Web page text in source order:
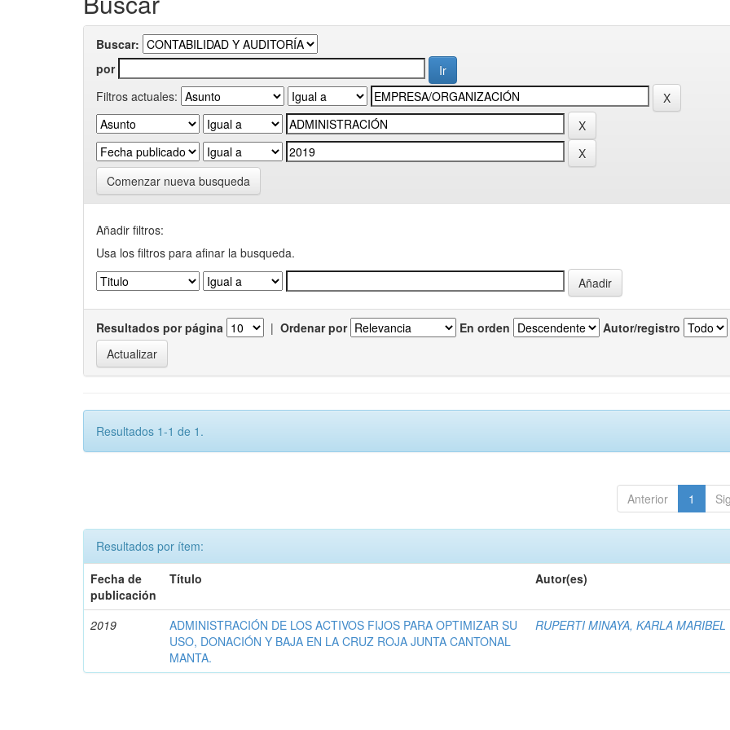
Buscar:
por
Filtros actuales:
Comenzar nueva busqueda
Añadir filtros:
Usa los filtros para afinar la busqueda.
Resultados por página | Ordenar por En orden Autor/registro
Resultados 1-1 de 1.
Anterior 1
Resultados por ítem:
Fecha de
publicación
Título Autor(es)
2019
ADMINISTRACIÓN DE LOS ACTIVOS FIJOS PARA OPTIMIZAR SU
USO, DONACIÓN Y BAJA EN LA CRUZ ROJA JUNTA CANTONAL
MANTA.
RUPERTI MINAYA, KARLA MARIBEL